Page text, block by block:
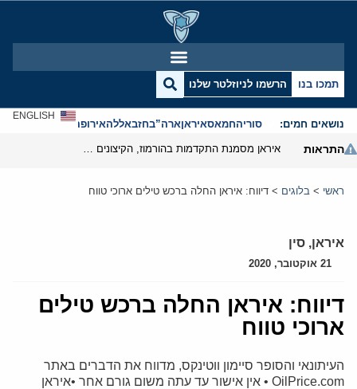
תמכו בנו הרשמו לניוזלטר שלנו
נושאים חמים: סוריהחמאסאיראןארה”בחזבאללהאירופהאנטישמיות
ENGLISH
התראות
ראשי > בלוגים > דיווח: איראן החלה ברכש טילים ארוכי טווח
איראן, סין
21 אוקטובר, 2020
דיווח: איראן החלה ברכש טילים
ארוכי טווח
העיתונאי והסופר סיימון ווטינקס, מדווח את הדברים באתר
OilPrice.com • אין אישור עד עתה משום גורם אחר •איראן